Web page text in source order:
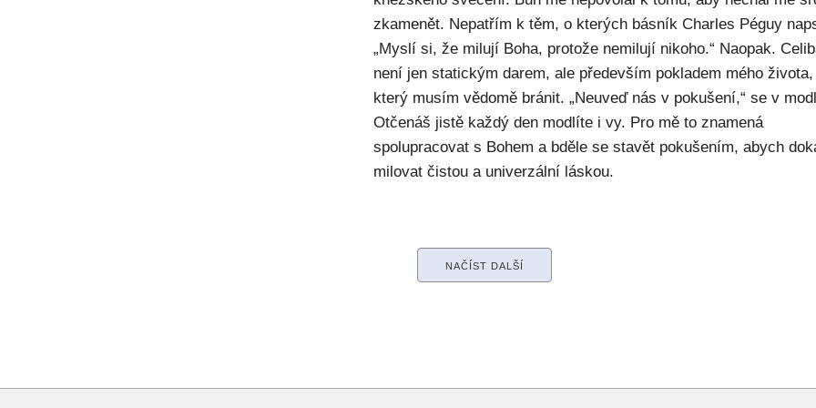
zkamenět. Nepatřím k těm, o kterých básník Charles Péguy
„Myslí si, že milují Boha, protože nemilují nikoho.“ Naopak.
není jen statickým darem, ale především pokladem mého života,
který musím vědomě bránit. „Neuveď nás v pokušení,“ se v
Otčenáš jistě každý den modlíte i vy. Pro mě to znamená
spolupracovat s Bohem a bděle se stavět pokušením, abych
milovat čistou a univerzální láskou.
NAČÍST DALŠÍ